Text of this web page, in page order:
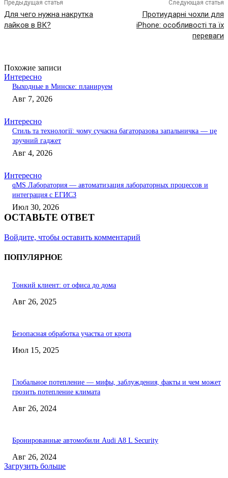
Предыдущая статья
Для чего нужна накрутка
лайков в ВК?
Следующая статья
Протиударні чохли для
iPhone: особливості та їх
переваги
Похожие записи
Интересно
Выходные в Минске: планируем
Авг 7, 2026
Интересно
Стиль та технології: чому сучасна багаторазова запальничка — це
зручний гаджет
Авг 4, 2026
Интересно
qMS Лаборатория — автоматизация лабораторных процессов и
интеграция с ЕГИСЗ
Июл 30, 2026
ОСТАВЬТЕ ОТВЕТ
Войдите, чтобы оставить комментарий
ПОПУЛЯРНОЕ
Тонкий клиент: от офиса до дома
Авг 26, 2025
Безопасная обработка участка от крота
Июл 15, 2025
Глобальное потепление — мифы, заблуждения, факты и чем может
грозить потепление климата
Авг 26, 2024
Бронированные автомобили Audi A8 L Security
Авг 26, 2024
Загрузить больше